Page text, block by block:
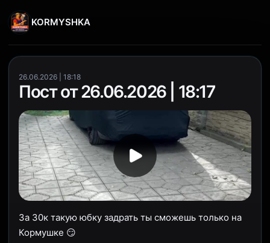
KORMYSHKA
26.06.2026 | 18:18
Пост от 26.06.2026 | 18:17
За 30к такую юбку задрать ты сможешь только на
Кормушке 😏